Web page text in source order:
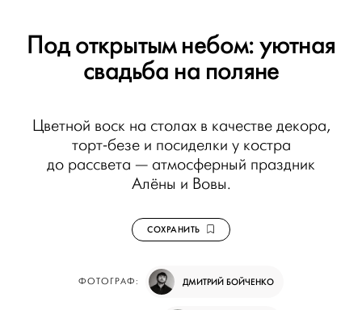
Под открытым небом: уютная
свадьба на поляне
Цветной воск на столах в качестве декора,
торт-безе и посиделки у костра
до рассвета — атмосферный праздник
Алёны и Вовы.
СОХРАНИТЬ
ФОТОГРАФ: ДМИТРИЙ БОЙЧЕНКО